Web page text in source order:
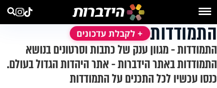
התמודדות + לקבלת עדכונים
התמודדות - מגוון ענק של כתבות וסרטונים בנושא
התמודדות באתר הידברות - אתר היהדות הגדול בעולם.
כנסו עכשיו לכל התכנים על התמודדות